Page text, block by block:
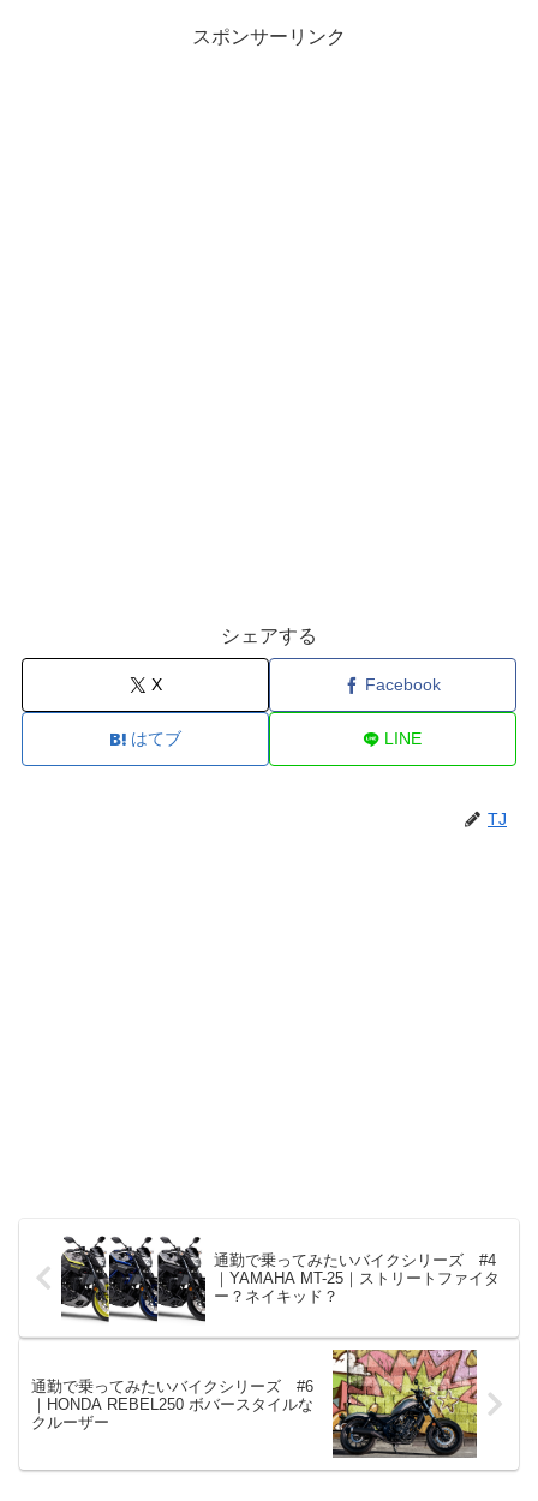
スポンサーリンク
シェアする
X Facebook
はてブ LINE
TJ
通勤で乗ってみたいバイクシリーズ #4
｜YAMAHA MT-25｜ストリートファイタ
ー？ネイキッド？
通勤で乗ってみたいバイクシリーズ #6
｜HONDA REBEL250 ボバースタイルな
クルーザー